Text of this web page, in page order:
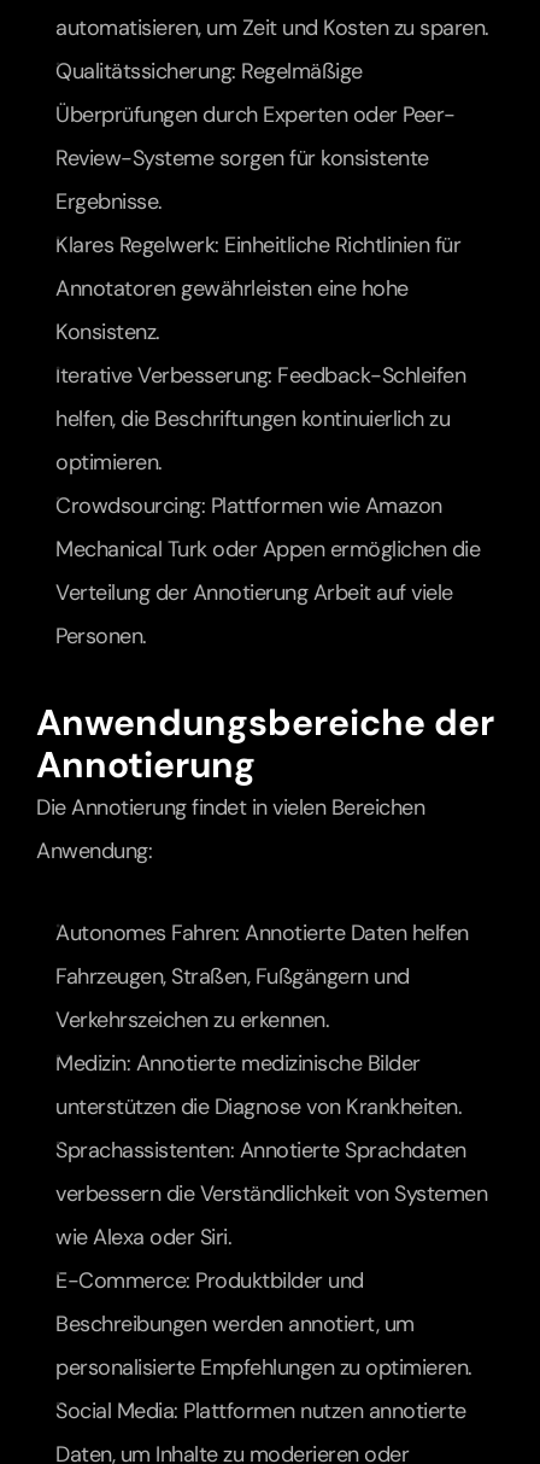
automatisieren, um Zeit und Kosten zu sparen.
Qualitätssicherung: Regelmäßige
Überprüfungen durch Experten oder Peer-
Review-Systeme sorgen für konsistente
Ergebnisse.
Klares Regelwerk: Einheitliche Richtlinien für
Annotatoren gewährleisten eine hohe
Konsistenz.
Iterative Verbesserung: Feedback-Schleifen
helfen, die Beschriftungen kontinuierlich zu
optimieren.
Crowdsourcing: Plattformen wie Amazon
Mechanical Turk oder Appen ermöglichen die
Verteilung der Annotierung Arbeit auf viele
Personen.
Anwendungsbereiche der
Annotierung
Die Annotierung findet in vielen Bereichen
Anwendung:
Autonomes Fahren: Annotierte Daten helfen
Fahrzeugen, Straßen, Fußgängern und
Verkehrszeichen zu erkennen.
Medizin: Annotierte medizinische Bilder
unterstützen die Diagnose von Krankheiten.
Sprachassistenten: Annotierte Sprachdaten
verbessern die Verständlichkeit von Systemen
wie Alexa oder Siri.
E-Commerce: Produktbilder und
Beschreibungen werden annotiert, um
personalisierte Empfehlungen zu optimieren.
Social Media: Plattformen nutzen annotierte
Daten, um Inhalte zu moderieren oder